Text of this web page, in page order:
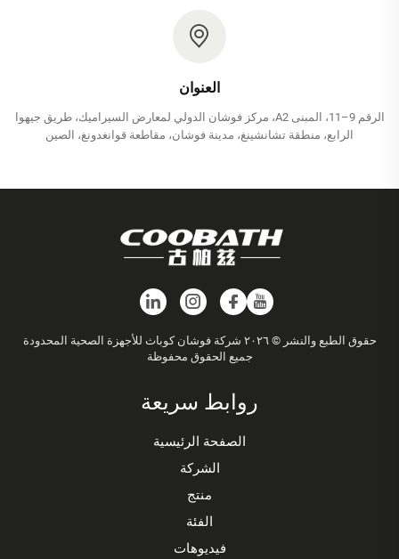
العنوان
الرقم 9–11، المبنى A2، مركز فوشان الدولي لمعارض السيراميك، طريق جيهوا
الرابع، منطقة تشانشينغ، مدينة فوشان، مقاطعة قوانغدونغ، الصين
حقوق الطبع والنشر © ٢٠٢٦ شركة فوشان كوباث للأجهزة الصحية المحدودة
جميع الحقوق محفوظة
روابط سريعة
الصفحة الرئيسية
الشركة
منتج
الفئة
فيديوهات